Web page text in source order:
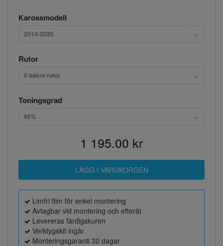
Karossmodell
2014-2020
Rutor
5 bakre rutor
Toningsgrad
95%
1 195.00 kr
Limfri film för enkel montering
Avtagbar vid montering och efteråt
Levereras färdigskuren
Verktygskit ingår
Monteringsgaranti 30 dagar